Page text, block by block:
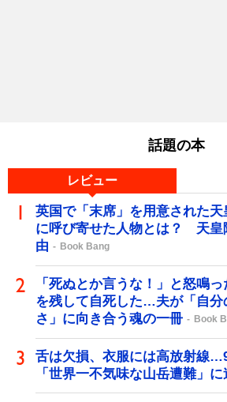
話題の本
レビュー
英国で「末席」を用意された天
に呼び寄せた人物とは？ 天皇
由
Book Bang
「死ぬとか言うな！」と怒鳴
を残して自死した…夫が「自分
さ」に向き合う魂の一冊
Book
舌は欠損、衣服には高放射線
「世界一不気味な山岳遭難」に